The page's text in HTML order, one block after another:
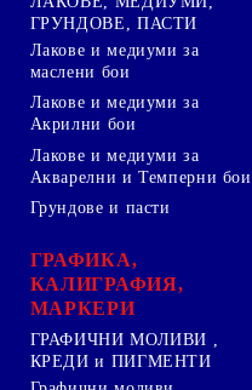
ГРУНДОВЕ, ПАСТИ
Лакове и медиуми за
маслени бои
Лакове и медиуми за
Акрилни бои
Лакове и медиуми за
Акварелни и Темперни бои
Грундове и пасти
ГРАФИКА,
КАЛИГРАФИЯ,
МАРКЕРИ
ГРАФИЧНИ МОЛИВИ ,
КРЕДИ и ПИГМЕНТИ